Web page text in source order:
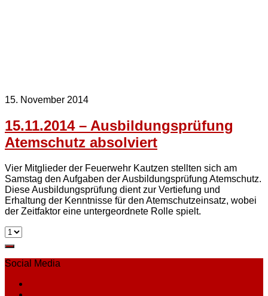
15. November 2014
15.11.2014 – Ausbildungsprüfung
Atemschutz absolviert
Vier Mitglieder der Feuerwehr Kautzen stellten sich am
Samstag den Aufgaben der Ausbildungsprüfung Atemschutz.
Diese Ausbildungsprüfung dient zur Vertiefung und
Erhaltung der Kenntnisse für den Atemschutzeinsatz, wobei
der Zeitfaktor eine untergeordnete Rolle spielt.
Social Media